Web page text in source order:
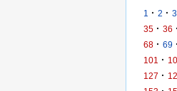
1 · 2 · 3
35 · 36 ·
68 · 69 ·
101
·
127 ·